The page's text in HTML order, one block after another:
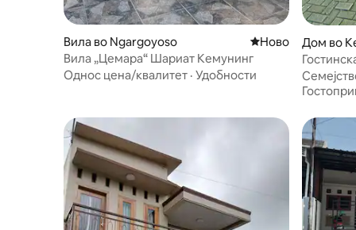
Вила во Ngargoyoso Ново сместување
Ново
Вила „Цемара“ Шариат Кемунинг
Однос цена/квалитет · Удобности
Дом во